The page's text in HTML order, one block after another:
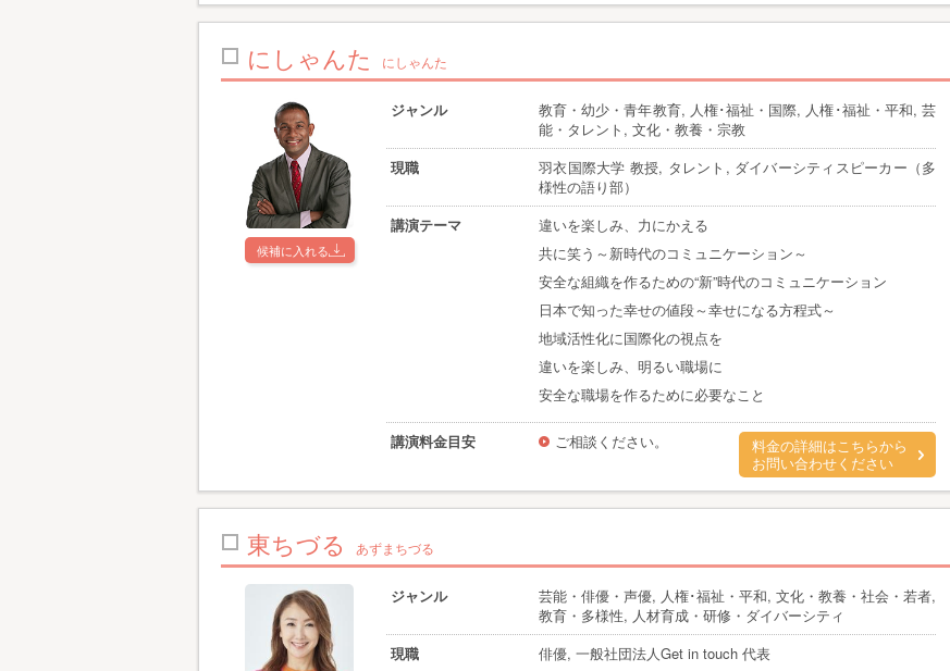
にしゃんた にしゃんた
候補に入れる
ジャンル
教育・幼少・青年教育, 人権･福祉・国際, 人権･福祉・平和, 芸
能・タレント, 文化・教養・宗教
現職
羽衣国際大学 教授, タレント, ダイバーシティスピーカー（多
様性の語り部）
講演テーマ
違いを楽しみ、力にかえる
共に笑う～新時代のコミュニケーション～
安全な組織を作るための“新”時代のコミュニケーション
日本で知った幸せの値段～幸せになる方程式～
地域活性化に国際化の視点を
違いを楽しみ、明るい職場に
安全な職場を作るために必要なこと
講演料金目安 ご相談ください。
料金の詳細はこちらから
お問い合わせください
東ちづる あずまちづる
ジャンル
芸能・俳優・声優, 人権･福祉・平和, 文化・教養・社会・若者,
教育・多様性, 人材育成・研修・ダイバーシティ
現職
俳優, 一般社団法人Get in touch 代表